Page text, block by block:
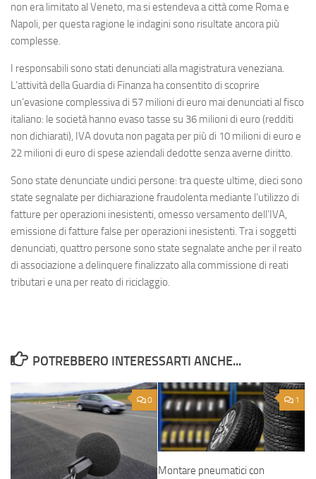
non era limitato al Veneto, ma si estendeva a città come Roma e
Napoli, per questa ragione le indagini sono risultate ancora più
complesse.
I responsabili sono stati denunciati alla magistratura veneziana.
L’attività della Guardia di Finanza ha consentito di scoprire
un’evasione complessiva di 57 milioni di euro mai denunciati al fisco
italiano: le società hanno evaso tasse su 36 milioni di euro (redditi
non dichiarati), IVA dovuta non pagata per più di 10 milioni di euro e
22 milioni di euro di spese aziendali dedotte senza averne diritto.
Sono state denunciate undici persone: tra queste ultime, dieci sono
state segnalate per dichiarazione fraudolenta mediante l’utilizzo di
fatture per operazioni inesistenti, omesso versamento dell’IVA,
emissione di fatture false per operazioni inesistenti. Tra i soggetti
denunciati, quattro persone sono state segnalate anche per il reato
di associazione a delinquere finalizzato alla commissione di reati
tributari e una per reato di riciclaggio.
POTREBBERO INTERESSARTI ANCHE...
0 1
Montare pneumatici con